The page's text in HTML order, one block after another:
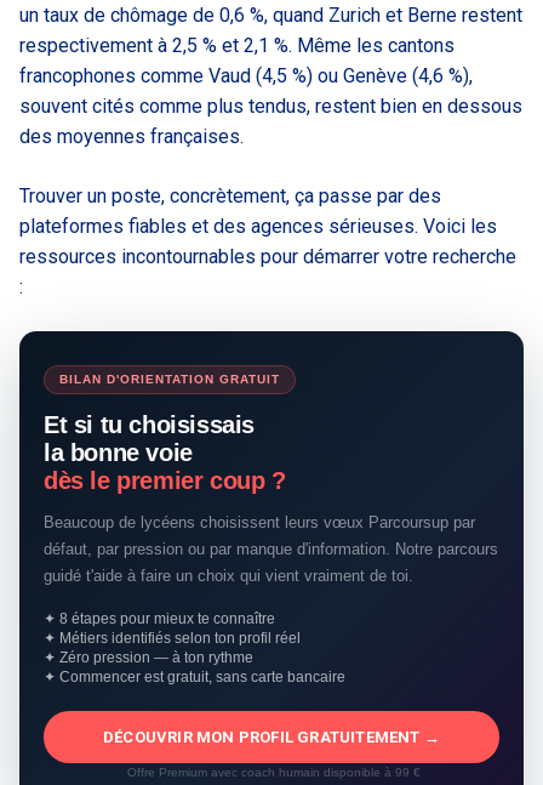
un taux de chômage de 0,6 %, quand Zurich et Berne restent
respectivement à 2,5 % et 2,1 %. Même les cantons
francophones comme Vaud (4,5 %) ou Genève (4,6 %),
souvent cités comme plus tendus, restent bien en dessous
des moyennes françaises.
Trouver un poste, concrètement, ça passe par des
plateformes fiables et des agences sérieuses. Voici les
ressources incontournables pour démarrer votre recherche
:
BILAN D'ORIENTATION GRATUIT
Et si tu choisissais
la bonne voie
dès le premier coup ?
Beaucoup de lycéens choisissent leurs vœux Parcoursup par
défaut, par pression ou par manque d'information. Notre parcours
guidé t'aide à faire un choix qui vient vraiment de toi.
✦ 8 étapes pour mieux te connaître
✦ Métiers identifiés selon ton profil réel
✦ Zéro pression — à ton rythme
✦ Commencer est gratuit, sans carte bancaire
DÉCOUVRIR MON PROFIL GRATUITEMENT →
Offre Premium avec coach humain disponible à 99 €